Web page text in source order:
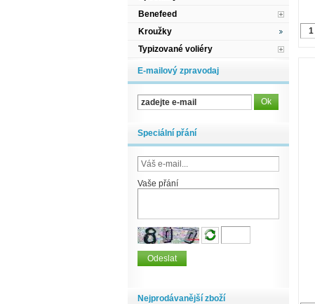
Benefeed
Kroužky
Typizované voliéry
E-mailový zpravodaj
Speciální přání
Vaše přání
Nejprodávanější zboží